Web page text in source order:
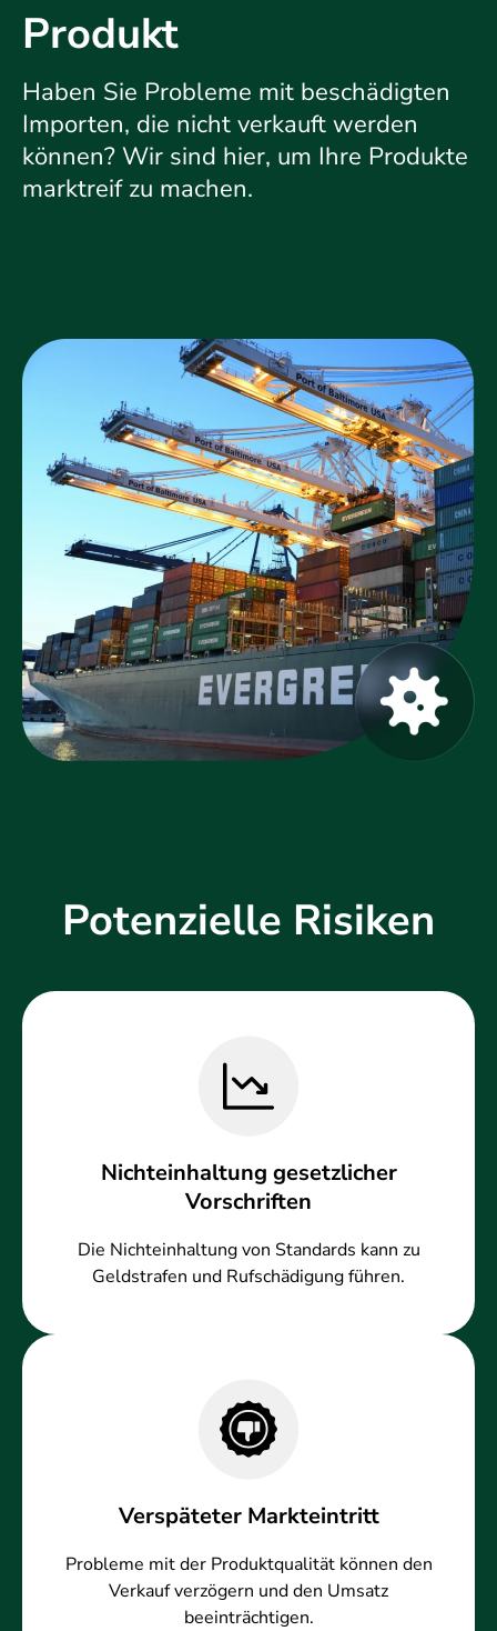
Produkt
Haben Sie Probleme mit beschädigten
Importen, die nicht verkauft werden
können? Wir sind hier, um Ihre Produkte
marktreif zu machen.
Potenzielle Risiken
Nichteinhaltung gesetzlicher
Vorschriften
Die Nichteinhaltung von Standards kann zu
Geldstrafen und Rufschädigung führen.
Verspäteter Markteintritt
Probleme mit der Produktqualität können den
Verkauf verzögern und den Umsatz
beeinträchtigen.